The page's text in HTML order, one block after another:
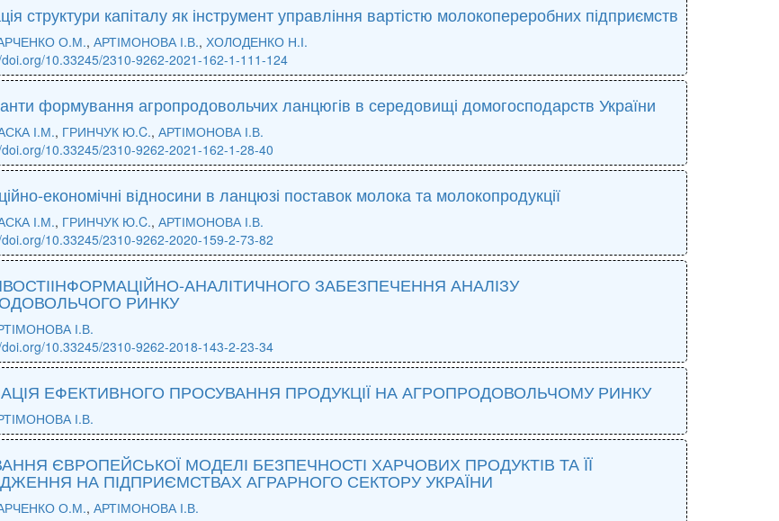
структури капіталу як інструмент управління вартістю молокопереробних підприємств
О.М., АРТІМОНОВА І.В., ХОЛОДЕНКО Н.І.
10.33245/2310-9262-2021-162-1-111-124
формування агропродовольчих ланцюгів в середовищі домогосподарств України
І.М., ГРИНЧУК Ю.C., АРТІМОНОВА І.В.
10.33245/2310-9262-2021-162-1-28-40
економічні відносини в ланцюзі поставок молока та молокопродукції
І.М., ГРИНЧУК Ю.C., АРТІМОНОВА І.В.
10.33245/2310-9262-2020-159-2-73-82
АНАЛІТИЧНОГО ЗАБЕЗПЕЧЕННЯ АНАЛІЗУ
РИНКУ
І.В.
10.33245/2310-9262-2018-143-2-23-34
ЕФЕКТИВНОГО ПРОСУВАННЯ ПРОДУКЦІЇ НА АГРОПРОДОВОЛЬЧОМУ РИНКУ
І.В.
ЄВРОПЕЙСЬКОЇ МОДЕЛІ БЕЗПЕЧНОСТІ ХАРЧОВИХ ПРОДУКТІВ ТА ЇЇ
НА ПІДПРИЄМСТВАХ АГРАРНОГО СЕКТОРУ УКРАЇНИ
О.М., АРТІМОНОВА І.В.